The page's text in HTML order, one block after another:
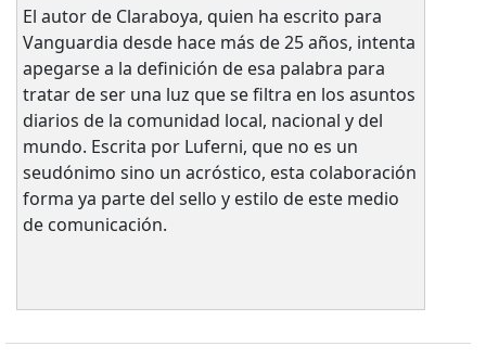
El autor de Claraboya, quien ha escrito para
Vanguardia desde hace más de 25 años, intenta
apegarse a la definición de esa palabra para
tratar de ser una luz que se filtra en los asuntos
diarios de la comunidad local, nacional y del
mundo. Escrita por Luferni, que no es un
seudónimo sino un acróstico, esta colaboración
forma ya parte del sello y estilo de este medio
de comunicación.